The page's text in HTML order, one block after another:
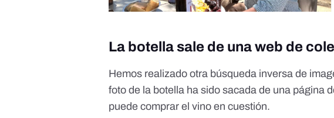
La botella sale de una web de
Hemos realizado otra búsqueda inversa de
foto de la botella ha sido sacada de una página
puede comprar el vino en cuestión.